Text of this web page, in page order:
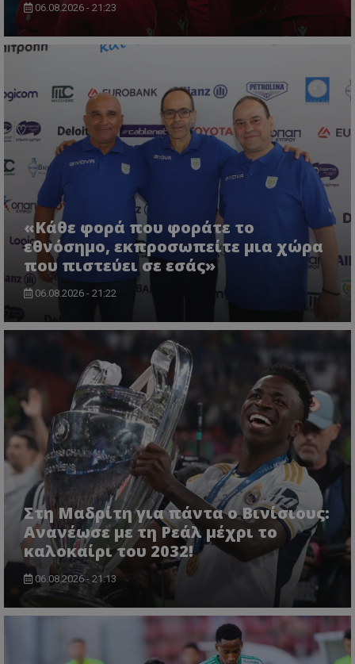
06.08.2026 - 21:23
«Κάθε φορά που φοράτε το
εθνόσημο, εκπροσωπείτε μια χώρα
που πιστεύει σε εσάς»
06.08.2026 - 21:22
Στη Μαδρίτη για πάντα ο Βινίσιους:
Ανανέωσε με τη Ρεάλ μέχρι το
καλοκαίρι του 2032!
06.08.2026 - 21:13